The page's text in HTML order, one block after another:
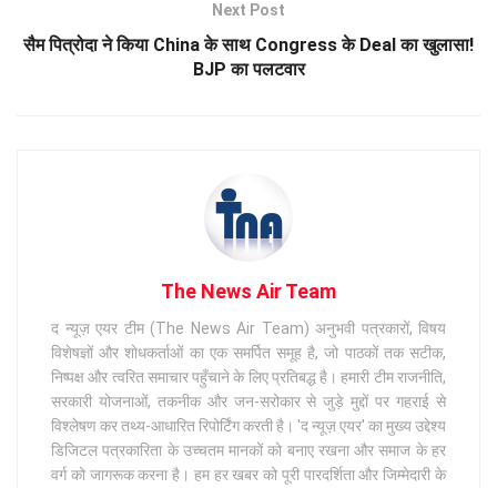
Next Post
सैम पित्रोदा ने किया China के साथ Congress के Deal का खुलासा!
BJP का पलटवार
The News Air Team
द न्यूज़ एयर टीम (The News Air Team) अनुभवी पत्रकारों, विषय
विशेषज्ञों और शोधकर्ताओं का एक समर्पित समूह है, जो पाठकों तक सटीक,
निष्पक्ष और त्वरित समाचार पहुँचाने के लिए प्रतिबद्ध है। हमारी टीम राजनीति,
सरकारी योजनाओं, तकनीक और जन-सरोकार से जुड़े मुद्दों पर गहराई से
विश्लेषण कर तथ्य-आधारित रिपोर्टिंग करती है। 'द न्यूज़ एयर' का मुख्य उद्देश्य
डिजिटल पत्रकारिता के उच्चतम मानकों को बनाए रखना और समाज के हर
वर्ग को जागरूक करना है। हम हर खबर को पूरी पारदर्शिता और जिम्मेदारी के